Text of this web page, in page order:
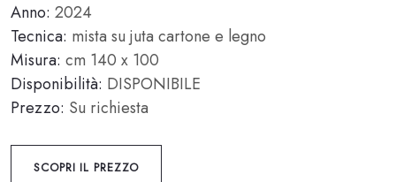
Anno: 2024
Tecnica: mista su juta cartone e legno
Misura: cm 140 x 100
Disponibilità: DISPONIBILE
Prezzo: Su richiesta
SCOPRI IL PREZZO